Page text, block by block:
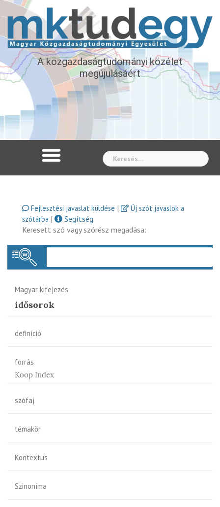
A közgazdaságtudományi közélet
megújulásáért
Fejlesztési javaslat küldése |
Új szót javaslok a
szótárba |
Segítség
Keresett szó vagy szórész megadása:
Magyar kifejezés
idősorok
definíció
forrás
Koop Index
szófaj
témakör
Kontextus
Szinoníma